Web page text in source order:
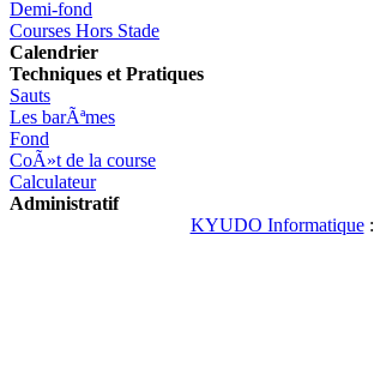
Demi-fond
Courses Hors Stade
Calendrier
Techniques et Pratiques
Sauts
Les barÃªmes
Fond
CoÃ»t de la course
Calculateur
Administratif
KYUDO Informatique: